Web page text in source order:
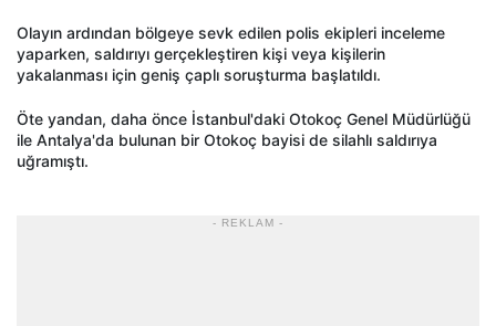
Olayın ardından bölgeye sevk edilen polis ekipleri inceleme
yaparken, saldırıyı gerçekleştiren kişi veya kişilerin
yakalanması için geniş çaplı soruşturma başlatıldı.
Öte yandan, daha önce İstanbul'daki Otokoç Genel Müdürlüğü
ile Antalya'da bulunan bir Otokoç bayisi de silahlı saldırıya
uğramıştı.
- REKLAM -